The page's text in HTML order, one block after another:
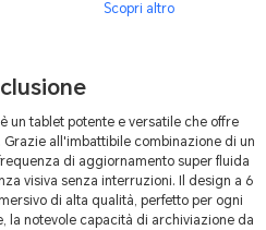
Scopri altro
un tablet potente e versatile che offre
all'imbattibile combinazione di un
di aggiornamento super fluida
visiva senza interruzioni. Il design a 6
di alta qualità, perfetto per ogni
la notevole capacità di archiviazione da